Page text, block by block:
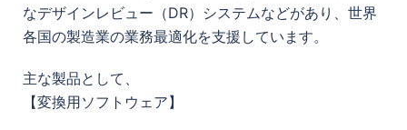
なデザインレビュー（DR）システムなどがあり、世界
各国の製造業の業務最適化を支援しています。
主な製品として、
【変換用ソフトウェア】